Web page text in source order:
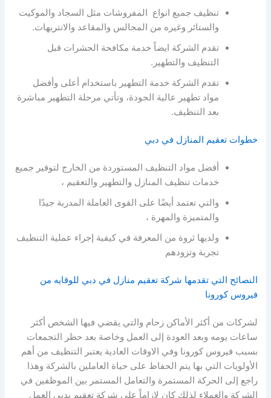
تنظيف جميع انواع المفروشات مثل السجاد والموكيت
والستائر وغيره من المجالس والمقاعد والانتريهات.
تقدم الشركة ايضاً خدمة مكافحة الحشرات قبل
التنظيف والتطهير.
تقدم الشركة خدمة التطهير باستخدام أعلى وأفضل
مواد تطهير عالية الجودة، وتأتي مرحلة التطهير مباشرة
بعد التنظيف.
خطوات تعقيم المنازل في دبي
أفضل مواد التنظيف المستوردة من الخارج لتوفير جميع
خدمات تنظيف المنازل والتطهير والتعقيم ،
والتي تعتمد أيضًا على القوى العاملة المدربة جيدًا
والمتميزة والمهرة ،
ولديها ثروة من المعرفة في كيفية إجراء عملية التنظيف
تجربة وتزودهم
النصائح التي تقدمها شركة تعقيم منازل في دبي للوقايه من
فيروس كورونا
لشركات من أكثر الأماكن زحام والتي يقضي فيها الشخص أكثر
ساعات يومه وبعد العودة إلى العمل وخاصة بعد حظر التجمعات
بسبب فيروس كورونا وفي الاوقات العادية يعتبر التنظيف من أهم
الأولويات التي بها يتم الحفاظ على حياة العاملين بالشركة وهذا
راجع إلى الحركة المستمرة والتعامل المستمر بين الموظفين في
الشركة والعملاء لذلك كان لازاماً على شركة تعقيم بدبي العمل